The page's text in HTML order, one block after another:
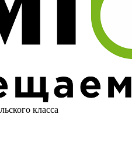
класса